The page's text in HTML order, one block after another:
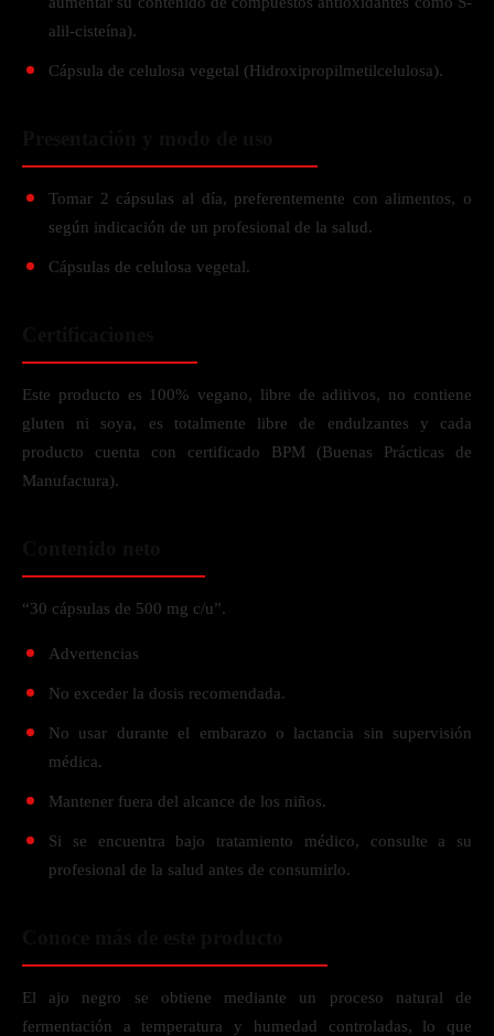
alil-cisteína).
Cápsula de celulosa vegetal (Hidroxipropilmetilcelulosa).
Tomar 2 cápsulas al día, preferentemente con alimentos, o
según indicación de un profesional de la salud.
Cápsulas de celulosa vegetal.
Este producto es 100% vegano, libre de aditivos, no contiene
gluten ni soya, es totalmente libre de endulzantes y cada
producto cuenta con certificado BPM (Buenas Prácticas de
Manufactura).
“30 cápsulas de 500 mg c/u”.
Advertencias
No exceder la dosis recomendada.
No usar durante el embarazo o lactancia sin supervisión
médica.
Mantener fuera del alcance de los niños.
Si se encuentra bajo tratamiento médico, consulte a su
profesional de la salud antes de consumirlo.
El ajo negro se obtiene mediante un proceso natural de
fermentación a temperatura y humedad controladas, lo que